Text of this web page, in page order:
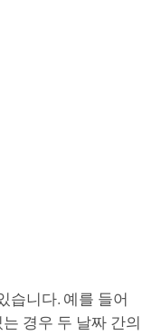
습니다. 예를 들어
경우 두 날짜 간의